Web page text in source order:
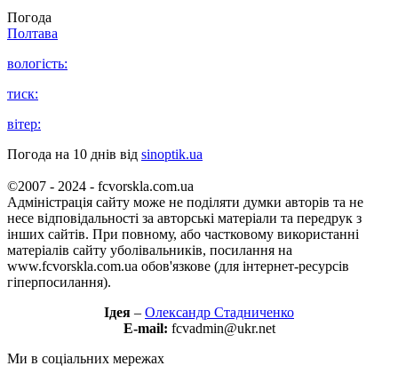
Погода
Полтава
вологість:
тиск:
вітер:
Погода на 10 днів від sinoptik.ua
©2007 - 2024 - fcvorskla.com.ua
Адміністрація сайту може не поділяти думки авторів та не
несе відповідальності за авторські матеріали та передрук з
інших сайтів. При повному, або частковому використанні
матеріалів сайту уболівальників, посилання на
www.fcvorskla.com.ua обов'язкове (для інтернет-ресурсів
гіперпосилання).
Ідея – Олександр Стадниченко
E-mail: fcvadmin@ukr.net
Ми в соціальних мережах